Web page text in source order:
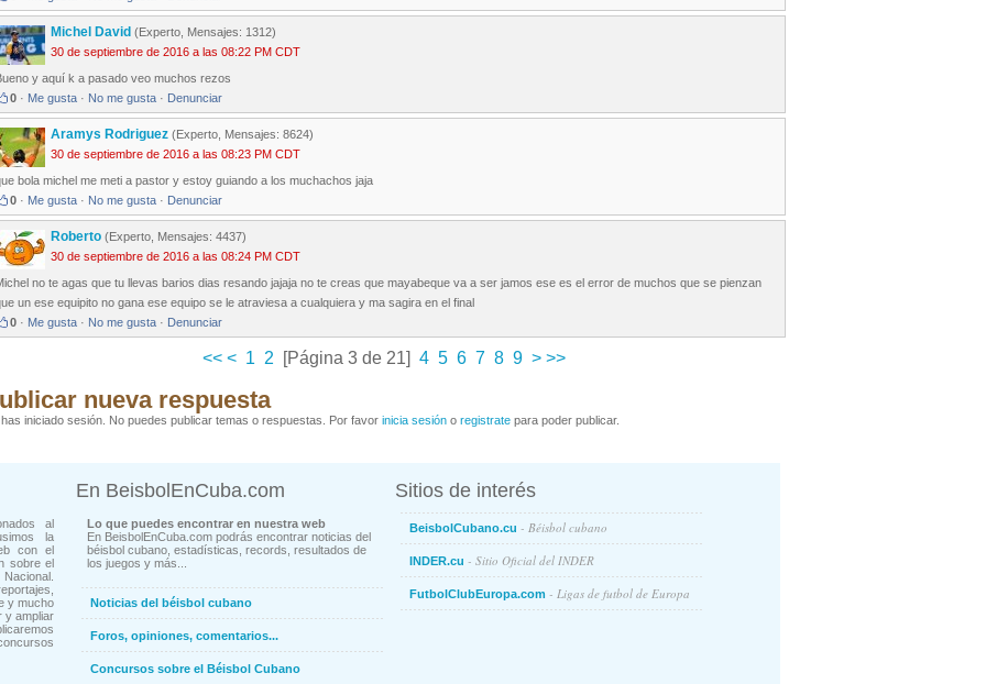
Michel David (Experto, Mensajes: 1312)
30 de septiembre de 2016 a las 08:22 PM CDT
y aquí k a pasado veo muchos rezos
0 · Me gusta · No me gusta · Denunciar
Aramys Rodriguez (Experto, Mensajes: 8624)
30 de septiembre de 2016 a las 08:23 PM CDT
bola michel me meti a pastor y estoy guiando a los muchachos jaja
0 · Me gusta · No me gusta · Denunciar
Roberto (Experto, Mensajes: 4437)
30 de septiembre de 2016 a las 08:24 PM CDT
no te agas que tu llevas barios dias resando jajaja no te creas que mayabeque va a ser jamos ese es el error de muchos que se pienzan
un ese equipito no gana ese equipo se le atraviesa a cualquiera y ma sagira en el final
0 · Me gusta · No me gusta · Denunciar
<< < 1 2 [Página 3 de 21] 4 5 6 7 8 9 > >>
nueva respuesta
iniciado sesión. No puedes publicar temas o respuestas. Por favor inicia sesión o registrate para poder publicar.
al
la
con el
sobre el
y mucho
y ampliar
En BeisbolEnCuba.com
Lo que puedes encontrar en nuestra web
En BeisbolEnCuba.com podrás encontrar noticias del
béisbol cubano, estadísticas, records, resultados de
los juegos y más...
Noticias del béisbol cubano
Foros, opiniones, comentarios...
Concursos sobre el Béisbol Cubano
Sitios de interés
BeisbolCubano.cu - Béisbol cubano
INDER.cu - Sitio Oficial del INDER
FutbolClubEuropa.com - Ligas de futbol de Europa